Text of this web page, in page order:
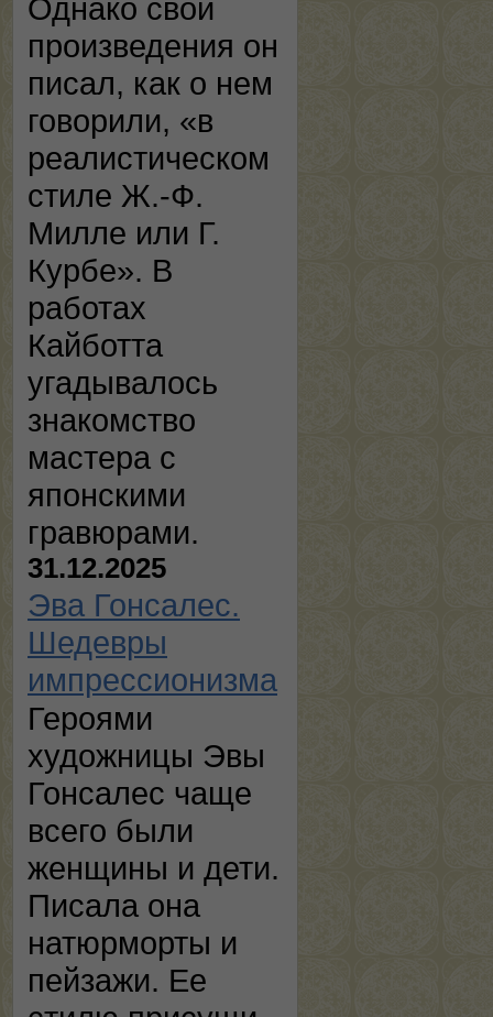
Однако свои
произведения он
писал, как о нем
говорили, «в
реалистическом
стиле Ж.-Ф.
Милле или Г.
Курбе». В
работах
Кайботта
угадывалось
знакомство
мастера с
японскими
гравюрами.
31.12.2025
Эва Гонсалес.
Шедевры
импрессионизма
Героями
художницы Эвы
Гонсалес чаще
всего были
женщины и дети.
Писала она
натюрморты и
пейзажи. Ее